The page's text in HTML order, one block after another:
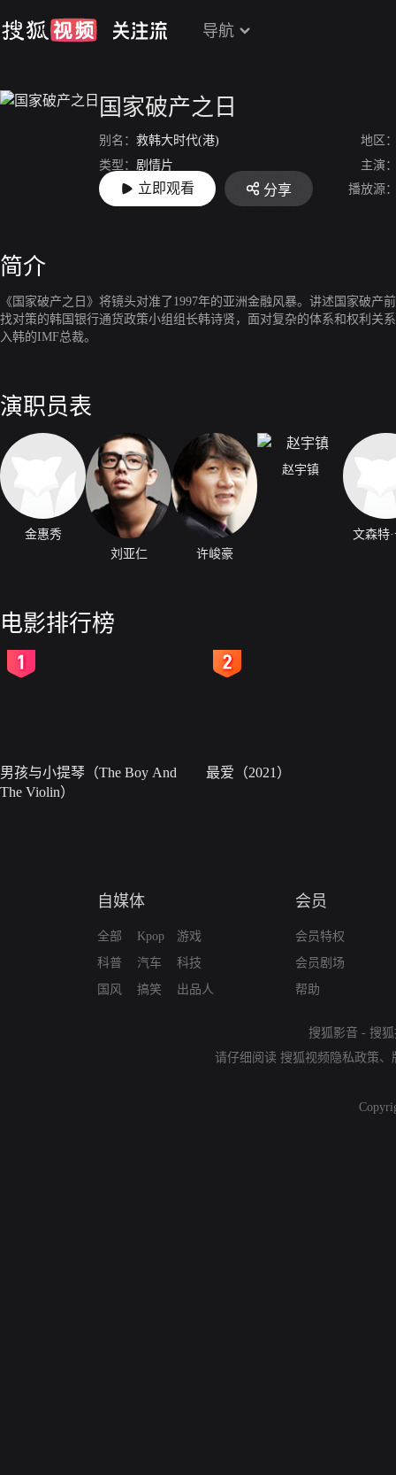
导航
国家破产之日
别名： 救韩大时代(港)
地区
类型： 剧情片
主演
上映： 2018-11-28
立即观看 分享 播放源
简介
《国家破产之日》将镜头对准了1997年的亚洲金融风暴。讲述国家破
找对策的韩国银行通货政策小组组长韩诗贤，面对复杂的体系和权利关
入韩的IMF总裁。
演职员表
金惠秀
刘亚仁
许峻豪
赵宇镇
文森特
电影排行榜
男孩与小提琴（The Boy And
The Violin）
最爱（2021）
自媒体
全部
科普
国风
Kpop
汽车
搞笑
游戏
科技
出品人
会员
会员特权
会员剧场
帮助
搜狐影音 - 搜
请仔细阅读 搜狐视频隐私政策、